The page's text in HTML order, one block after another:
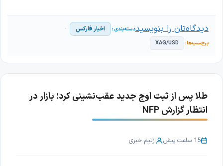
اخبار فارکس
XAG/USD
دیدگاه‌تان را بنویسید
طلا پس از ثبت اوج جدید عقب‌نشینی کرد؛ بازار در
انتظار گزارش NFP
15 ساعت پیش ازتیم خبری